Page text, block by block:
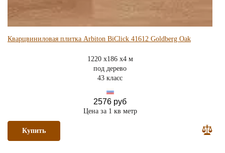
Кварцвиниловая плитка Arbiton BiClick 41612 Goldberg Oak
1220 x186 x4 м
под дерево
43 класс
2576 руб
Цена за 1 кв метр
Купить